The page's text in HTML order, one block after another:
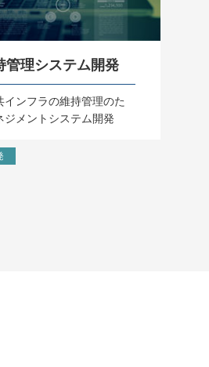
管理システム開発
インフラの維持管理のた
ジメントシステム開発